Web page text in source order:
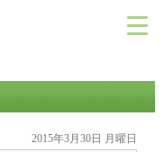
2015年3月30日 月曜日